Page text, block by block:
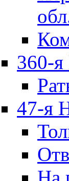
360-я
47-я